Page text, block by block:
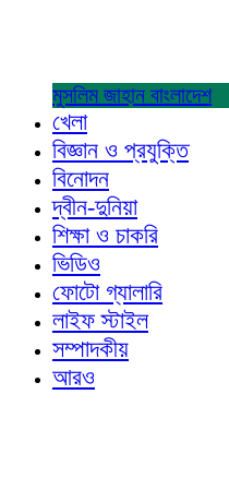
মুসলিম জাহান বাংলাদেশ
খেলা
বিজ্ঞান ও প্রযুক্তি
বিনোদন
দ্বীন-দুনিয়া
শিক্ষা ও চাকরি
ভিডিও
ফোটো গ্যালারি
লাইফ স্টাইল
সম্পাদকীয়
আরও